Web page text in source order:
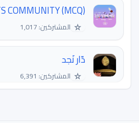
COMMUNITY (MCQ)
☆ المشتركين: 1,017
دّار نَجد
☆ المشتركين: 6,391